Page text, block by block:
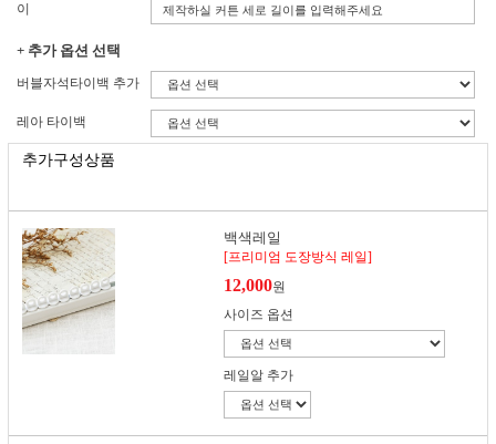
이
+ 추가 옵션 선택
버블자석타이백 추가
레아 타이백
추가구성상품
백색레일
[프리미엄 도장방식 레일]
12,000원
사이즈 옵션
레일알 추가